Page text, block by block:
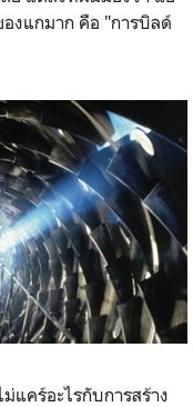
งแกมาก คือ "การบิลด์
แคร์อะไรกับการสร้าง